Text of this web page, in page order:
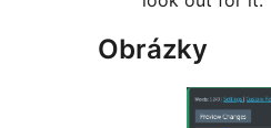
Obrázky